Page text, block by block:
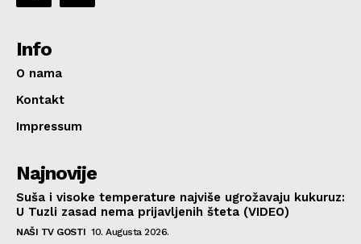
Info
O nama
Kontakt
Impressum
Najnovije
Suša i visoke temperature najviše ugrožavaju kukuruz:
U Tuzli zasad nema prijavljenih šteta (VIDEO)
NAŠI TV GOSTI 10. Augusta 2026.